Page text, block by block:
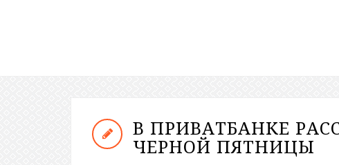
В ПРИВАТБАНКЕ
ЧЕРНОЙ ПЯТНИЦЫ